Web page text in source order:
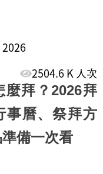
2504.6 K 人次
麼拜？2026拜
事曆、祭拜方
備一次看